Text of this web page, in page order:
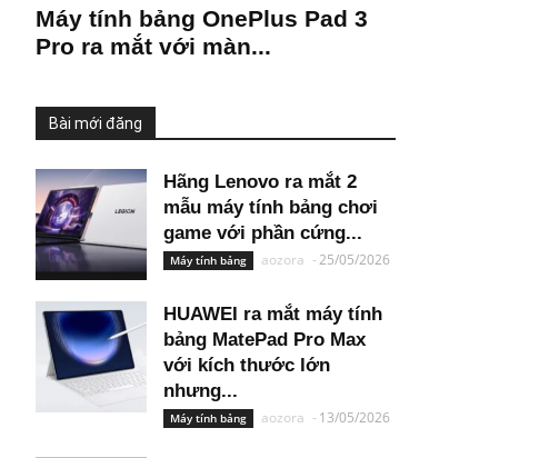
Máy tính bảng OnePlus Pad 3
Pro ra mắt với màn...
Bài mới đăng
Hãng Lenovo ra mắt 2
mẫu máy tính bảng chơi
game với phần cứng...
Máy tính bảng aozora -25/05/2026
HUAWEI ra mắt máy tính
bảng MatePad Pro Max
với kích thước lớn
nhưng...
Máy tính bảng aozora - 13/05/2026